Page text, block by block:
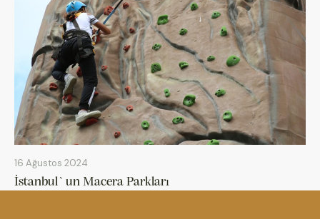
16 Ağustos 2024
İstanbul`un Macera Parkları